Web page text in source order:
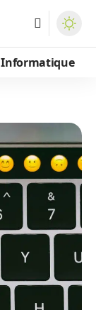
Informatique